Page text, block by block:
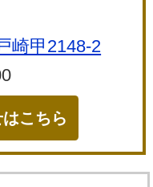
崎甲2148-2
こちら